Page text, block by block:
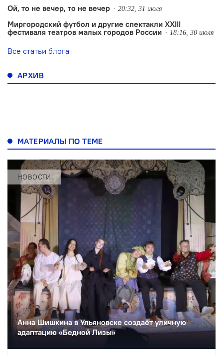
Ой, то не вечер, то не вечер 20:32, 31 июля
Миргородский футбол и другие спектакли XXIII
фестиваля театров малых городов России
18:16, 30 июля
Все статьи блога
АРХИВ
МАТЕРИАЛЫ ПО ТЕМЕ
НОВОСТИ
Анна Шишкина в Ульяновске создаëт уличную
адаптацию «Бедной Лизы»